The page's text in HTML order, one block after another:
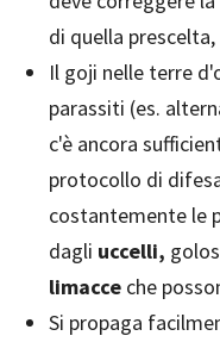
di quella
Il goji nelle terre
parassiti (es.
c'è ancora
protocollo di
costantemente le
dagli uccelli,
limacce che
Si propaga